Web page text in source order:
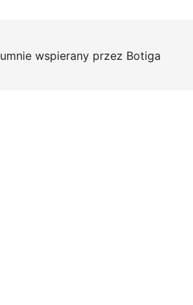
wspierany przez Botiga